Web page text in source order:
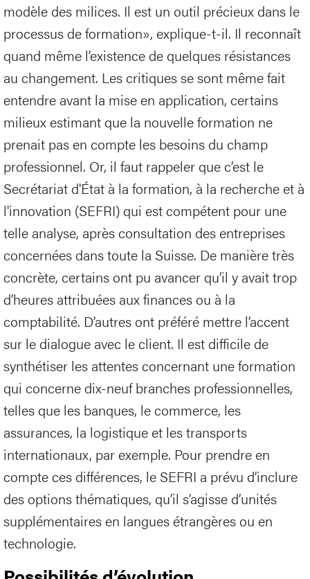
modèle des milices. Il est un outil précieux dans le
processus de formation», explique-t-il. Il reconnaît
quand même l’existence de quelques résistances
au changement. Les critiques se sont même fait
entendre avant la mise en application, certains
milieux estimant que la nouvelle formation ne
prenait pas en compte les besoins du champ
professionnel. Or, il faut rappeler que c’est le
Secrétariat d'État à la formation, à la recherche et à
l'innovation (SEFRI) qui est compétent pour une
telle analyse, après consultation des entreprises
concernées dans toute la Suisse. De manière très
concrète, certains ont pu avancer qu’il y avait trop
d’heures attribuées aux finances ou à la
comptabilité. D’autres ont préféré mettre l’accent
sur le dialogue avec le client. Il est difficile de
synthétiser les attentes concernant une formation
qui concerne dix-neuf branches professionnelles,
telles que les banques, le commerce, les
assurances, la logistique et les transports
internationaux, par exemple. Pour prendre en
compte ces différences, le SEFRI a prévu d’inclure
des options thématiques, qu’il s’agisse d’unités
supplémentaires en langues étrangères ou en
technologie.